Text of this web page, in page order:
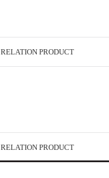
RELATION PRODUCT
RELATION PRODUCT